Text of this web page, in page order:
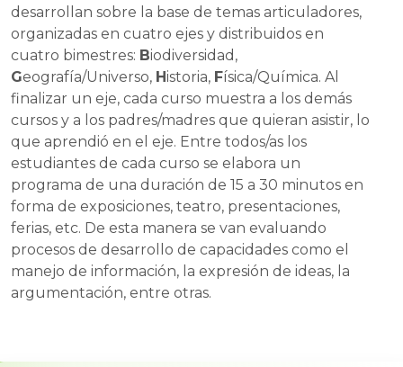
desarrollan sobre la base de temas articuladores,
organizadas en cuatro ejes y distribuidos en
cuatro bimestres: Biodiversidad,
Geografía/Universo, Historia, Física/Química. Al
finalizar un eje, cada curso muestra a los demás
cursos y a los padres/madres que quieran asistir, lo
que aprendió en el eje. Entre todos/as los
estudiantes de cada curso se elabora un
programa de una duración de 15 a 30 minutos en
forma de exposiciones, teatro, presentaciones,
ferias, etc. De esta manera se van evaluando
procesos de desarrollo de capacidades como el
manejo de información, la expresión de ideas, la
argumentación, entre otras.